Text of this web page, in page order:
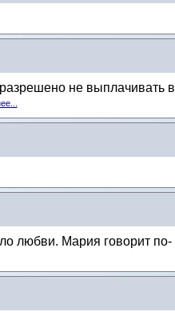
не выплачивать в
любви. Мария говорит по-